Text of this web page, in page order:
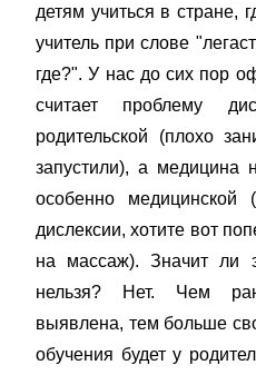
детям учиться в стране,
учитель при слове
где?". У нас до сих пор
считает проблему
родительской (плохо
запустили), а медицина
особенно медицинской
дислексии, хотите вот
на массаж). Значит ли
нельзя? Нет. Чем
выявлена, тем больше
обучения будет у